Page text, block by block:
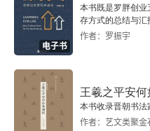
电子书
本书既是罗胖创业
存方式的总结与汇
作者：罗振宇
王羲之平安
本书收录晋朝书法
作者：艺文类聚金